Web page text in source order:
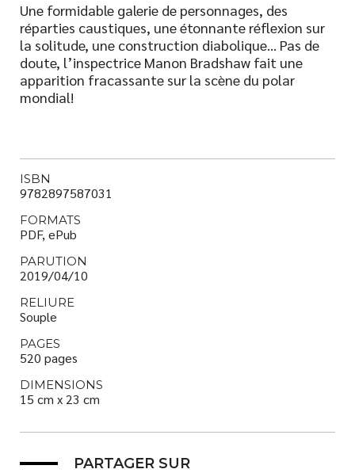
Une formidable galerie de personnages, des
réparties caustiques, une étonnante réflexion sur
la solitude, une construction diabolique… Pas de
doute, l’inspectrice Manon Bradshaw fait une
apparition fracassante sur la scène du polar
mondial!
ISBN
9782897587031
FORMATS
PDF, ePub
PARUTION
2019/04/10
RELIURE
Souple
PAGES
520 pages
DIMENSIONS
15 cm x 23 cm
PARTAGER SUR